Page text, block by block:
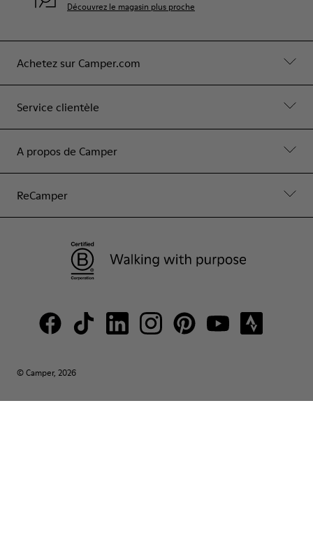
Achetez sur Camper.com
Service clientèle
A propos de Camper
ReCamper
Découvrez le magasin plus proche
© Camper, 2026